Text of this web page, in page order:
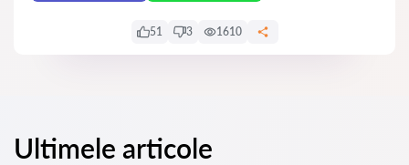
51 3 1610
Ultimele articole